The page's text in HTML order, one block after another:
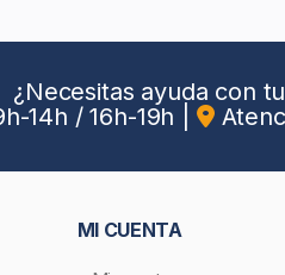
¿Necesitas ayuda con
14h / 16h-19h
MI CUENTA